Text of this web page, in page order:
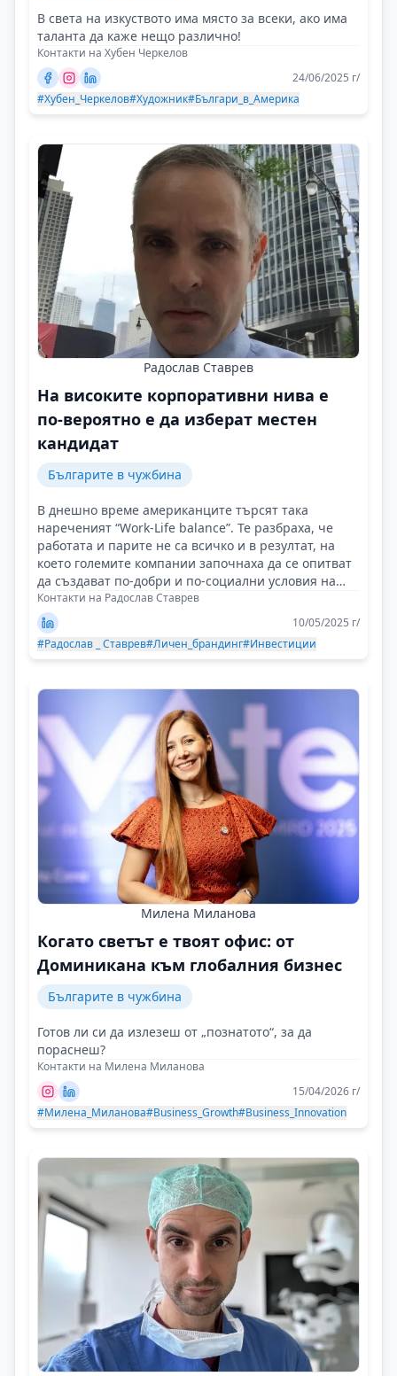
В света на изкуството има място за всеки, ако има
таланта да каже нещо различно!
Контакти на Хубен Черкелов
24/06/2025 г/
#Хубен_Черкелов#Художник#Българи_в_Америка
Радослав Ставрев
На високите корпоративни нива е
по-вероятно е да изберат местен
кандидат
Българите в чужбина
В днешно време американците търсят така
нареченият “Work-Life balance”. Те разбраха, че
работата и парите не са всичко и в резултат, на
което големите компании започнаха да се опитват
да създават по-добри и по-социални условия на
труд!
Контакти на Радослав Ставрев
10/05/2025 г/
#Радослав _ Ставрев#Личен_брандинг#Инвестиции
Милена Миланова
Когато светът е твоят офис: от
Доминикана към глобалния бизнес
Българите в чужбина
Готов ли си да излезеш от „познатото“, за да
пораснеш?
Контакти на Милена Миланова
15/04/2026 г/
#Милена_Миланова#Business_Growth#Business_Innovation